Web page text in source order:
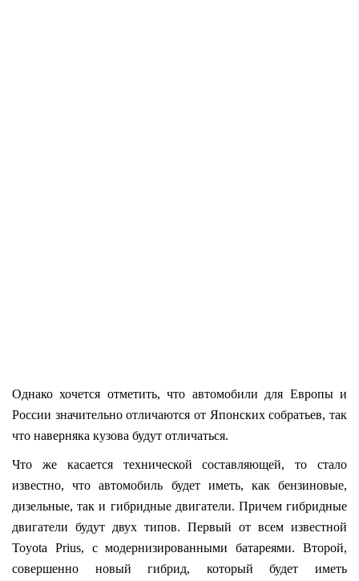
Однако хочется отметить, что автомобили для Европы и
России значительно отличаются от Японских собратьев, так
что наверняка кузова будут отличаться.
Что же касается технической составляющей, то стало
известно, что автомобиль будет иметь, как бензиновые,
дизельные, так и гибридные двигатели. Причем гибридные
двигатели будут двух типов. Первый от всем известной
Toyota Prius, с модернизированными батареями. Второй,
совершенно новый гибрид, который будет иметь